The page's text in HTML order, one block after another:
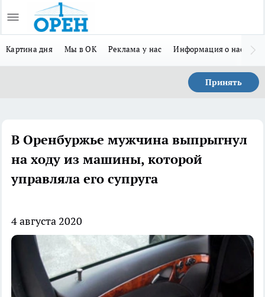
Картина дня Мы в ОК Реклама у нас Информация о нас
Принять
В Оренбуржье мужчина выпрыгнул
на ходу из машины, которой
управляла его супруга
4 августа 2020